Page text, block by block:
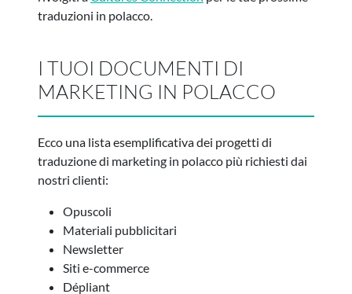
traduzioni in polacco.
I TUOI DOCUMENTI DI
MARKETING IN POLACCO
Ecco una lista esemplificativa dei progetti di
traduzione di marketing in polacco più richiesti dai
nostri clienti:
Opuscoli
Materiali pubblicitari
Newsletter
Siti e-commerce
Dépliant